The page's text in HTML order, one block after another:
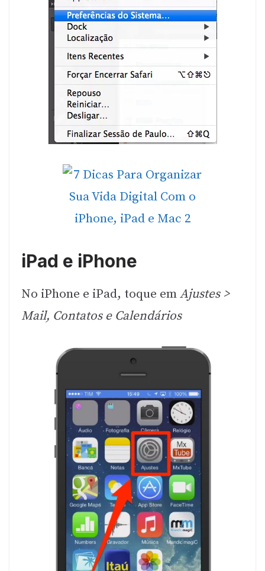
iPad e iPhone
No iPhone e iPad, toque emAjustes >
Mail, Contatos e Calendários